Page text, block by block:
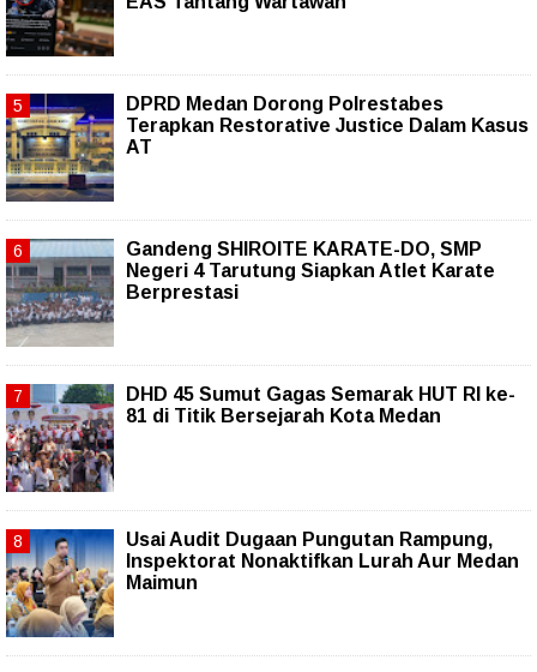
DPRD Medan Dorong Polrestabes
Terapkan Restorative Justice Dalam Kasus
AT
Gandeng SHIROITE KARATE-DO, SMP
Negeri 4 Tarutung Siapkan Atlet Karate
Berprestasi
DHD 45 Sumut Gagas Semarak HUT RI ke-
81 di Titik Bersejarah Kota Medan
Usai Audit Dugaan Pungutan Rampung,
Inspektorat Nonaktifkan Lurah Aur Medan
Maimun